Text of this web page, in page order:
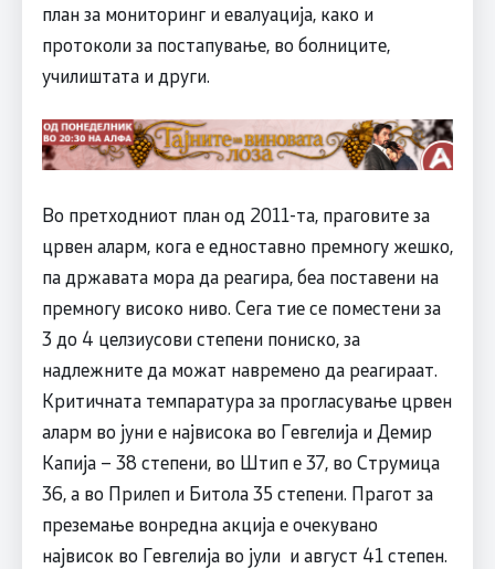
план за мониторинг и евалуација, како и
протоколи за постапување, во болниците,
училиштата и други.
Во претходниот план од 2011-та, праговите за
црвен аларм, кога е едноставно премногу жешко,
па државата мора да реагира, беа поставени на
премногу високо ниво. Сега тие се поместени за
3 до 4 целзиусови степени пониско, за
надлежните да можат навремено да реагираат.
Критичната темпаратура за прогласување црвен
аларм во јуни е највисока во Гевгелија и Демир
Капија – 38 степени, во Штип е 37, во Струмица
36, а во Прилеп и Битола 35 степени. Прагот за
преземање вонредна акција е очекувано
највисок во Гевгелија во јули и август 41 степен.